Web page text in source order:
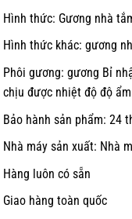
Hình thức: Gương nhà
Hình thức khác: gương
Phôi gương: gương Bỉ
chịu được nhiệt độ độ
Bảo hành sản phẩm: 24
Nhà máy sản xuất: Nhà
Hàng luôn có sẵn
Giao hàng toàn quốc